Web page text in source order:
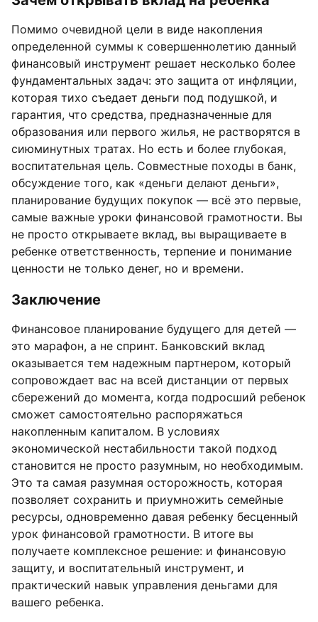
Помимо очевидной цели в виде накопления
определенной суммы к совершеннолетию данный
финансовый инструмент решает несколько более
фундаментальных задач: это защита от инфляции,
которая тихо съедает деньги под подушкой, и
гарантия, что средства, предназначенные для
образования или первого жилья, не растворятся в
сиюминутных тратах. Но есть и более глубокая,
воспитательная цель. Совместные походы в банк,
обсуждение того, как «деньги делают деньги»,
планирование будущих покупок — всё это первые,
самые важные уроки финансовой грамотности. Вы
не просто открываете вклад, вы выращиваете в
ребенке ответственность, терпение и понимание
ценности не только денег, но и времени.
Заключение
Финансовое планирование будущего для детей —
это марафон, а не спринт. Банковский вклад
оказывается тем надежным партнером, который
сопровождает вас на всей дистанции от первых
сбережений до момента, когда подросший ребенок
сможет самостоятельно распоряжаться
накопленным капиталом. В условиях
экономической нестабильности такой подход
становится не просто разумным, но необходимым.
Это та самая разумная осторожность, которая
позволяет сохранить и приумножить семейные
ресурсы, одновременно давая ребенку бесценный
урок финансовой грамотности. В итоге вы
получаете комплексное решение: и финансовую
защиту, и воспитательный инструмент, и
практический навык управления деньгами для
вашего ребенка.